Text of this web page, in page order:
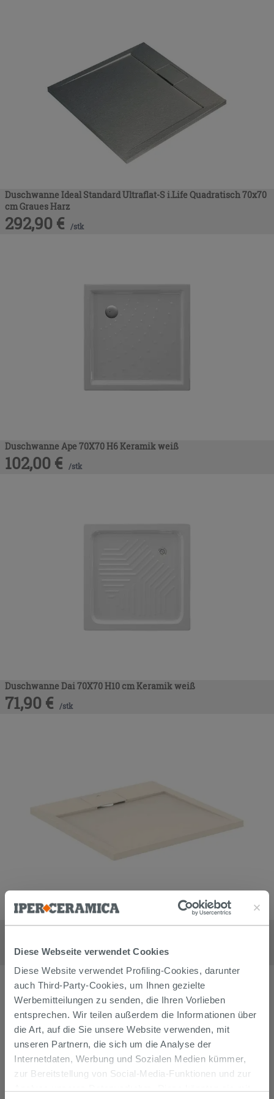
Diese Webseite verwendet Cookies
Diese Website verwendet Profiling-Cookies, darunter
auch Third-Party-Cookies, um Ihnen gezielte
Werbemitteilungen zu senden, die Ihren Vorlieben
entsprechen. Wir teilen außerdem die Informationen über
die Art, auf die Sie unsere Website verwenden, mit
unseren Partnern, die sich um die Analyse der
Internetdaten, Werbung und Sozialen Medien kümmer,
zur Bereitstellung von Social-Media-Funktionen und zur
Duschwanne Ideal Standard Ultraflat-S i.Life Quadratisch 70x70
cm Graues Harz
292,90 € /stk
Duschwanne Ape 70X70 H6 Keramik weiß
102,00 € /stk
Duschwanne Dai 70X70 H10 cm Keramik weiß
71,90 € /stk
Duschwanne Ideal Standard Ultraflat-S i.Life Quadratisch 70x70
292,90€ /stk